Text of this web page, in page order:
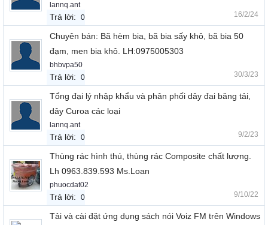
lannq.ant
Trả lời: 0 16/2/24
Chuyên bán: Bã hèm bia, bã bia sấy khô, bã bia 50
đạm, men bia khô. LH:0975005303
bhbvpa50
Trả lời: 0 30/3/23
Tổng đại lý nhập khẩu và phân phối dây đai băng tải,
dây Curoa các loại
lannq.ant
Trả lời: 0 9/2/23
Thùng rác hình thú, thùng rác Composite chất lượng.
Lh 0963.839.593 Ms.Loan
phuocdat02
Trả lời: 0 9/10/22
Tải và cài đặt ứng dụng sách nói Voiz FM trên Windows